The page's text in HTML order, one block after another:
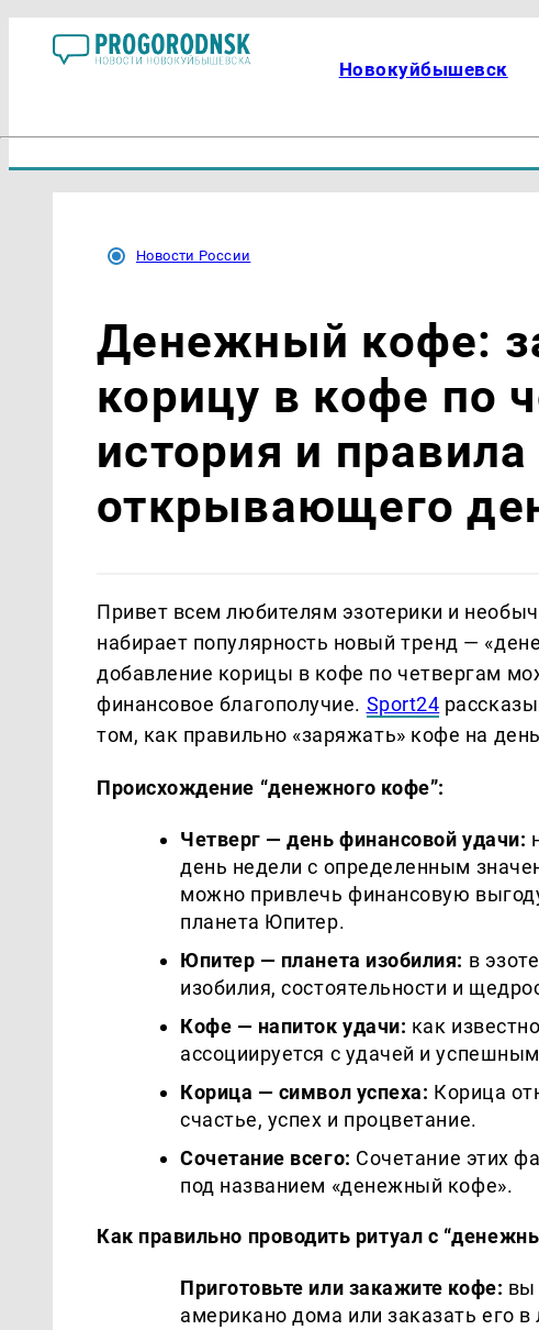
Новокуйбышевск
Новости России
Денежный кофе:
корицу в кофе по
история и правила
открывающего
Привет всем любителям эзотерики и
набирает популярность новый тренд —
добавление корицы в кофе по четвергам
финансовое благополучие. Sport24
том, как правильно «заряжать» кофе на
Происхождение “денежного кофе”:
Четверг — день финансовой удачи:
день недели с определенным
можно привлечь финансовую
планета Юпитер.
Юпитер — планета изобилия: в
изобилия, состоятельности и
Кофе — напиток удачи: как
ассоциируется с удачей и
Корица — символ успеха: Корица
счастье, успех и процветание.
Сочетание всего: Сочетание этих
под названием «денежный кофе».
Как правильно проводить ритуал с
Приготовьте или закажите кофе: вы
американо дома или заказать его